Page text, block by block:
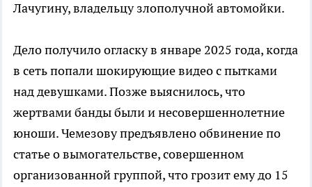
Лачугину, владельцу злополучной автомойки.
Дело получило огласку в январе 2025 года, когда
в сеть попали шокирующие видео с пытками
над девушками. Позже выяснилось, что
жертвами банды были и несовершеннолетние
юноши. Чемезову предъявлено обвинение по
статье о вымогательстве, совершенном
организованной группой, что грозит ему до 15